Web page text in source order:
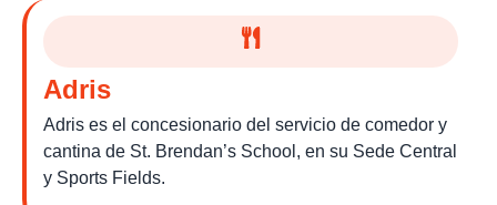
Adris
Adris es el concesionario del servicio de comedor y
cantina de St. Brendan’s School, en su Sede Central
y Sports Fields.